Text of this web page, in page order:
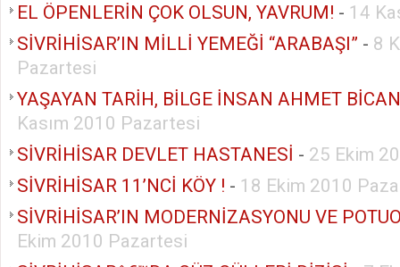
EL ÖPENLERİN ÇOK OLSUN, YAVRUM! - 14
SİVRİHİSAR’IN MİLLİ YEMEĞİ “ARABAŞI” - 8
Pazartesi
YAŞAYAN TARİH, BİLGE İNSAN AHMET
Kasım 2010 Pazartesi
SİVRİHİSAR DEVLET HASTANESİ - 25 Ekim
SİVRİHİSAR 11’NCİ KÖY ! - 18 Ekim 2010
SİVRİHİSAR’IN MODERNİZASYONU VE
Ekim 2010 Pazartesi